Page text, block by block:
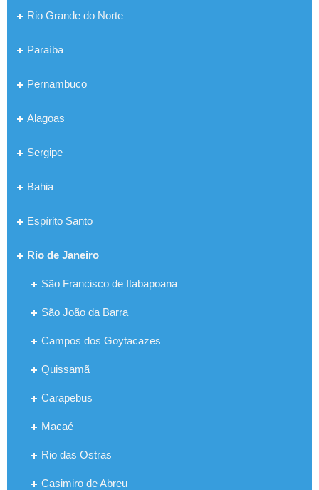
Rio Grande do Norte
Paraíba
Pernambuco
Alagoas
Sergipe
Bahia
Espírito Santo
Rio de Janeiro
São Francisco de Itabapoana
São João da Barra
Campos dos Goytacazes
Quissamã
Carapebus
Macaé
Rio das Ostras
Casimiro de Abreu